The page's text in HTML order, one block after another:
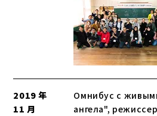
2019 年
11 月
Омнибус с
ангела",